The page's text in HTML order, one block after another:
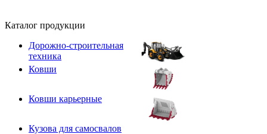
Каталог продукции
Дорожно-строительная
техника
Ковши
Ковши карьерные
Кузова для самосвалов